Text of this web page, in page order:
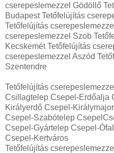
cserepeslemezzel Gödöllő
Budapest Tetőfelújítás
Tetőfelújítás
cserepeslemezzel Szob
Kecskemét Tetőfelújítás
cserepeslemezzel Aszód
Szentendre
Tetőfelújítás
Csillagtelep Csepel-Erdőalja
Királyerdő Csepel-
Csepel-Szabótelep
Csepel-Gyártelep Csepel-
Csepel-Kertváros
Tetőfelújítás